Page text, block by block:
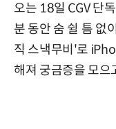
오는 18일 CGV 단
분 동안 숨 쉴 틈 없
직 스낵무비'로
해져 궁금증을 모으